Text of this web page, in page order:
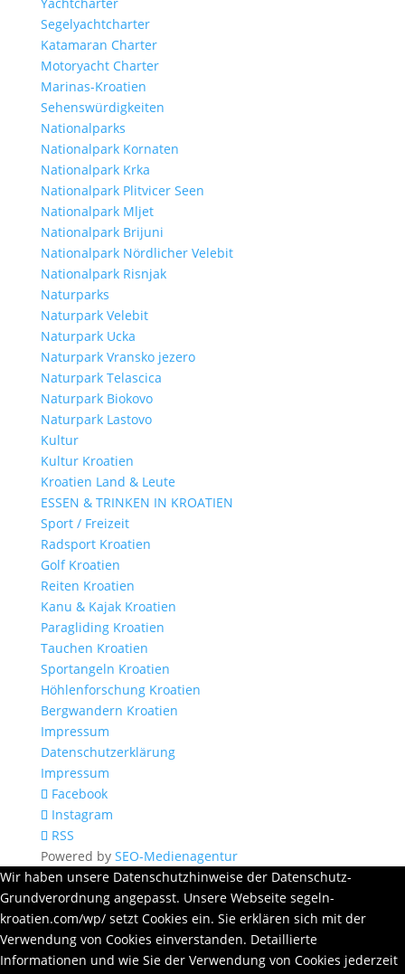
Segelyachtcharter
Katamaran Charter
Motoryacht Charter
Marinas-Kroatien
Sehenswürdigkeiten
Nationalparks
Nationalpark Kornaten
Nationalpark Krka
Nationalpark Plitvicer Seen
Nationalpark Mljet
Nationalpark Brijuni
Nationalpark Nördlicher Velebit
Nationalpark Risnjak
Naturparks
Naturpark Velebit
Naturpark Ucka
Naturpark Vransko jezero
Naturpark Telascica
Naturpark Biokovo
Naturpark Lastovo
Kultur
Kultur Kroatien
Kroatien Land & Leute
ESSEN & TRINKEN IN KROATIEN
Sport / Freizeit
Radsport Kroatien
Golf Kroatien
Reiten Kroatien
Kanu & Kajak Kroatien
Paragliding Kroatien
Tauchen Kroatien
Sportangeln Kroatien
Höhlenforschung Kroatien
Bergwandern Kroatien
Impressum
Datenschutzerklärung
Impressum
Facebook
Instagram
RSS
Powered by SEO-Medienagentur
Wir haben unsere Datenschutzhinweise der Datenschutz-
Grundverordnung angepasst. Unsere Webseite segeln-
kroatien.com/wp/ setzt Cookies ein. Sie erklären sich mit der
Verwendung von Cookies einverstanden. Detaillierte
Informationen und wie Sie der Verwendung von Cookies jederzeit